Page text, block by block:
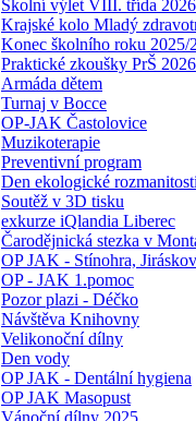
Školní výlet VIII. třída 2026
Krajské kolo Mladý
Konec školního roku 2025/
Praktické zkoušky PrŠ 2026
Armáda dětem
Turnaj v Bocce
OP-JAK Častolovice
Muzikoterapie
Preventivní program
Den ekologické rozmanitosti
Soutěž v 3D tisku
exkurze iQlandia Liberec
Čarodějnická stezka v
OP JAK - Stínohra,
OP - JAK 1.pomoc
Pozor plazi - Déčko
Návštěva Knihovny
Velikonoční dílny
Den vody
OP JAK - Dentální hygiena
OP JAK Masopust
Vánoční dílny 2025